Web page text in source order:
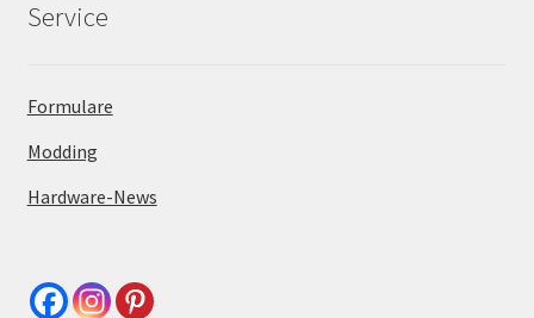
Service
Formulare
Modding
Hardware-News